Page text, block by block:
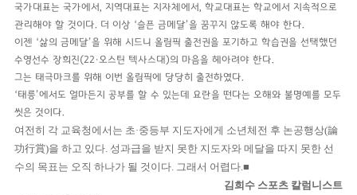
국가대표는 국가에서, 지역대표는 지자체에서, 학교대표는 학교에서 지속적으로
관리해야 할 것이다. 더 이상 ‘슬픈 금메달’을 꿈꾸지 않도록 해야 한다.
이젠 ‘삶의 금메달’을 위해 시드니 올림픽 출전권을 포기하고 학습권을 선택했던
수영선수 장희진(22·오스틴 텍사스대)의 마음을 헤아려야 한다.
그는 태극마크를 위해 이번 올림픽에 당당히 출전하였다.
‘태릉’에서도 얼마든지 공부를 할 수 있는데 요란을 떤다는 오해와 불명예를 모두
씻은 것이다.
여전히 각 교육청에서는 초·중등부 지도자에게 소년체전 후 논공행상(論
功行賞)을 하고 있다. 성과급을 받지 못한 지도자와 메달을 따지 못한 선
수의 목표는 오직 하나가 될 것이다. 그래서 어렵다.■
김희수 스포츠 칼럼니스트